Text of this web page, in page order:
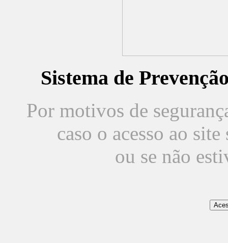
Sistema de
Por motivos de
caso o acesso ao
ou se não